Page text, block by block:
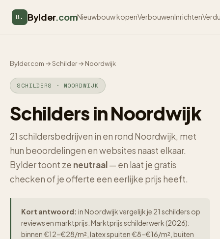
B. Bylder.comNieuwbouw kopenVerbouwenInrichten
Bylder.com →Schilder→ Noordwijk
SCHILDERS · NOORDWIJK
Schilders in Noordwijk
21 schildersbedrijven in en rond Noordwijk, met
hun beoordelingen en websites naast elkaar.
Bylder toont ze neutraal— en laat je gratis
checken of je offerte een eerlijke prijs heeft.
Kort antwoord: in Noordwijk vergelijk je 21 schilders op
reviews en marktprijs. Marktprijs schilderwerk (2026):
binnen €12–€28/m², latex spuiten €8–€16/m², buiten